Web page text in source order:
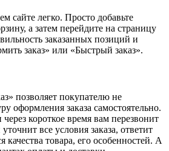
сайте легко. Просто добавьте
а затем перейдите на страницу
заказанных позиций и
заказ» или «Быстрый заказ».
позволяет покупателю не
оформления заказа самостоятельно.
короткое время вам перезвонит
все условия заказа, ответит
товара, его особенностей. А